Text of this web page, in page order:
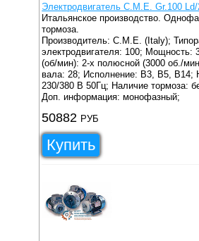
Электродвигатель C.M.E. Gr.100
Итальянское производство.
тормоза.
Производитель: C.M.E. (Italy);
электродвигателя: 100; Мощность:
(об/мин): 2-х полюсной (3000 об./
вала: 28; Исполнение: B3, B5, B14;
230/380 В 50Гц; Наличие тормоза:
Доп. информация: монофазный;
50882 РУБ
Купить